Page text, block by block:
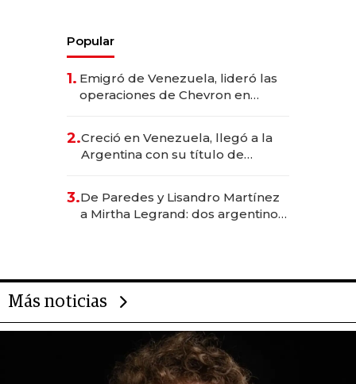
Popular
1. Emigró de Venezuela, lideró las
operaciones de Chevron en
2.Creció en Venezuela, llegó a la
Argentina con su título de
las marcas "fast premium"
3.De Paredes y Lisandro Martínez
a Mirtha Legrand: dos argentinos
Más noticias